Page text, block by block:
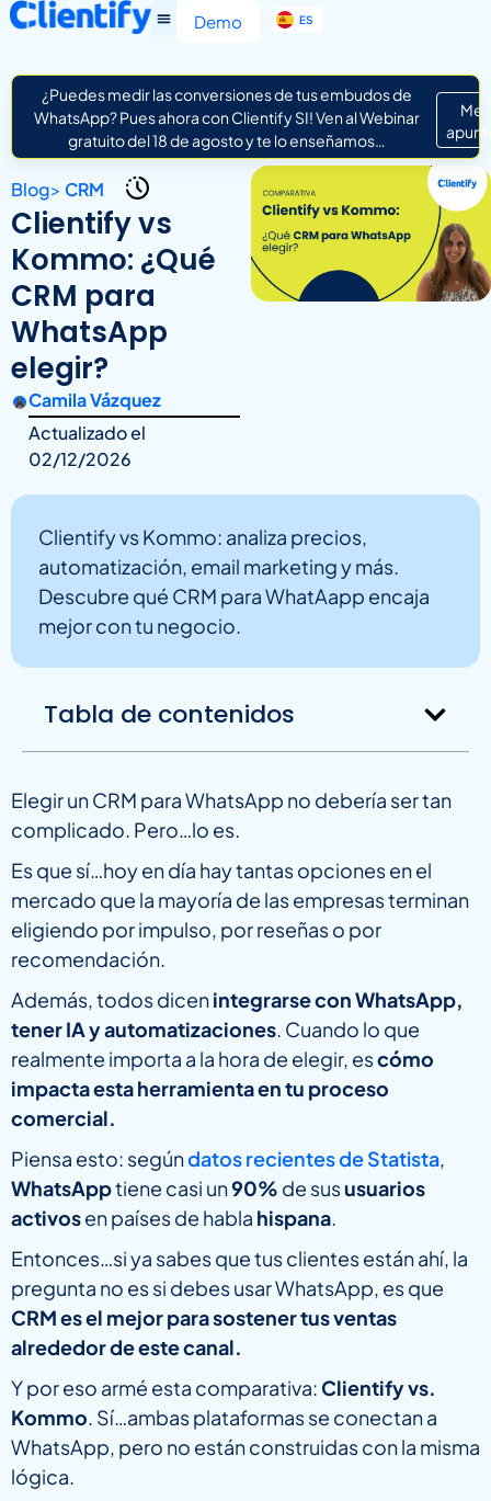
Demo ES
IT
¿Puedes medir las conversiones de tus embudos de
WhatsApp? Pues ahora con Clientify SI! Ven al Webinar
gratuito del 18 de agosto y te lo enseñamos…
Me
Blog> CRM
Clientify vs
Kommo: ¿Qué
CRM para
WhatsApp
elegir?
Camila Vázquez
Actualizado el
02/12/2026
Clientify vs Kommo: analiza precios,
automatización, email marketing y más.
Descubre qué CRM para WhatAapp encaja
mejor con tu negocio.
Tabla de contenidos
Elegir un CRM para WhatsApp no debería ser tan
complicado. Pero…lo es.
Es que sí…hoy en día hay tantas opciones en el
mercado que la mayoría de las empresas terminan
eligiendo por impulso, por reseñas o por
recomendación.
Además, todos dicenintegrarse con WhatsApp,
tener IA y automatizaciones. Cuando lo que
realmente importa a la hora de elegir, escómo
impacta esta herramienta en tu proceso
comercial.
Piensa esto: segúndatos recientes de Statista,
WhatsApptiene casi un90% de sususuarios
activosen países de habla hispana.
Entonces…si ya sabes que tus clientes están ahí, la
pregunta no es si debes usar WhatsApp, es que
CRM es el mejor para sostener tus ventas
alrededor de este canal.
Y por eso armé esta comparativa: Clientify vs.
Kommo. Sí…ambas plataformas se conectan a
WhatsApp, pero no están construidas con la misma
lógica.